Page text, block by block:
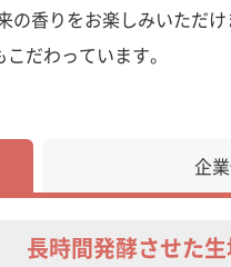
の香りをお楽しみいただ
だわっています。
企
長時間発酵させた